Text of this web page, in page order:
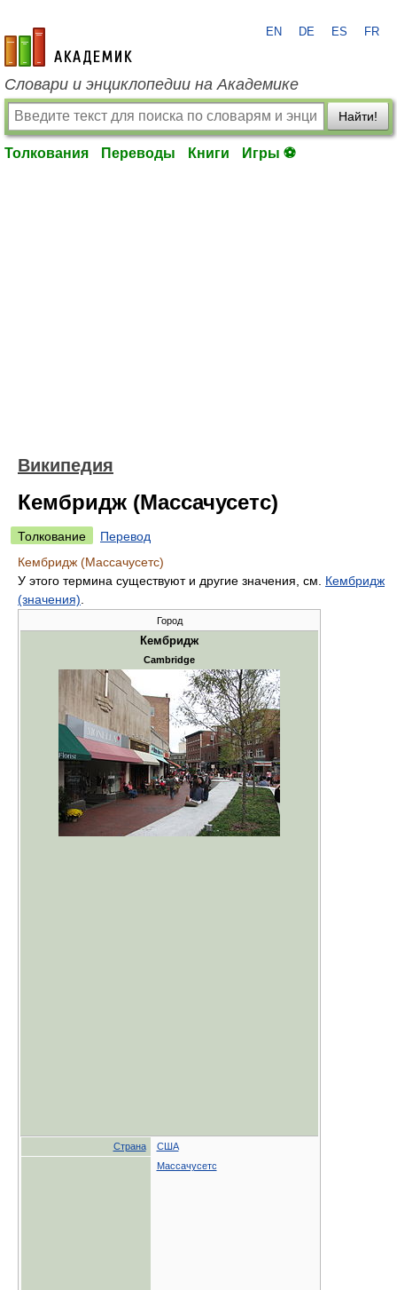
academic.ru
EN DE ES FR
Словари и энциклопедии на Академике
Найти!
Толкования Переводы Книги Игры ⚽
Википедия
Кембридж (Массачусетс)
Толкование
Перевод
Кембридж (Массачусетс)
У этого термина существуют и другие значения, см. Кембридж
(значения)
Город
Кембридж
Cambridge
Страна США
Массачусетс